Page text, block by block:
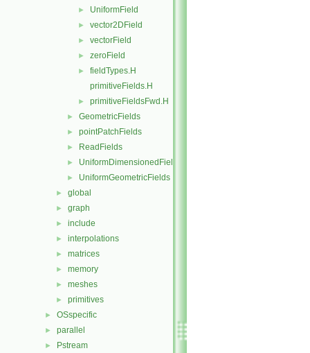
► UniformField
► vector2DField
► vectorField
► zeroField
►
fieldTypes.H
primitiveFields.H
► primitiveFieldsFwd.H
► GeometricFields
► pointPatchFields
► ReadFields
► UniformDimensionedFields
► UniformGeometricFields
► global
► graph
► include
► interpolations
► matrices
► memory
► meshes
► primitives
► OSspecific
► parallel
► Pstream